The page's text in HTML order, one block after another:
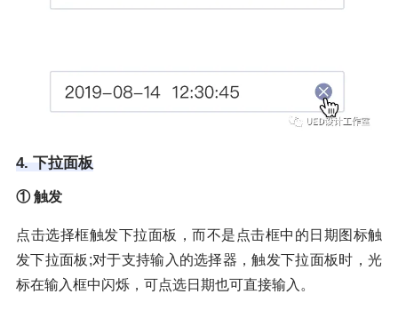
4. 下拉面板
① 触发
点击选择框触发下拉面板，而不是点击框中的日期图标触
发下拉面板;对于支持输入的选择器，触发下拉面板时，光
标在输入框中闪烁，可点选日期也可直接输入。